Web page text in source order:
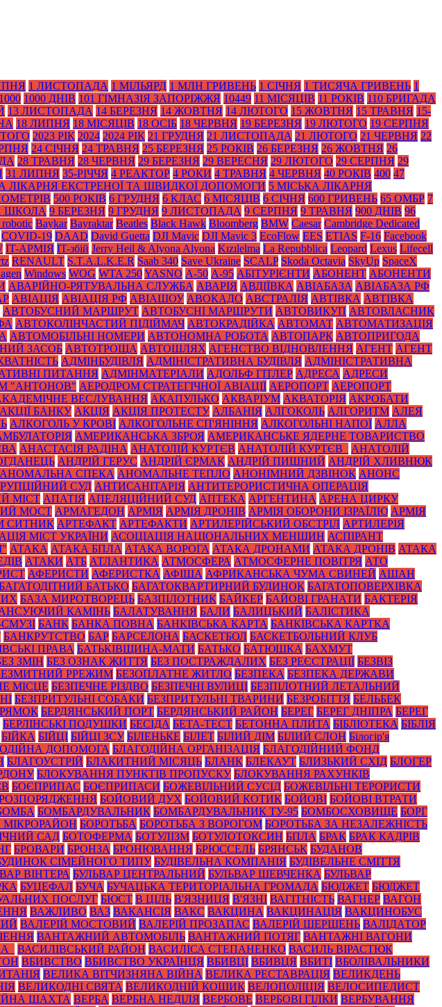
1 ЛИСТОПАДА 1 МІЛЬЯРД 1 МЛН ГРИВЕНЬ 1 СІЧНЯ 1 ТИСЯЧА ГРИВЕНЬ 1
1000 1000 ДНІВ 101 ГІМНАЗІЯ ЗАПОРІЖЖЯ 10449 11 МІСЯЦІВ 11 РОКІВ 110 БРИГАДА
13 ЛИСТОПАДА 14 БЕРЕЗНЯ 14 ЖОВТНЯ 14 ЛЮТОГО 15 ЖОВТНЯ 15 ТРАВНЯ 15-
18 ЛИПНЯ 18 МІСЯЦІВ 18 ОСІБ 18 ЧЕРВНЯ 19 БЕРЕЗНЯ 19 ЛЮТОГО 19 СЕРПНЯ
2023 РІК 2024 2024 РІК 21 ГРУДНЯ 21 ЛИСТОПАДА 21 ЛЮТОГО 21 ЧЕРВНЯ 22
24 СІЧНЯ 24 ТРАВНЯ 25 БЕРЕЗНЯ 25 РОКІВ 26 БЕРЕЗНЯ 26 ЖОВТНЯ 26
28 ТРАВНЯ 28 ЧЕРВНЯ 29 БЕРЕЗНЯ 29 ВЕРЕСНЯ 29 ЛЮТОГО 29 СЕРПНЯ 29
31 ЛИПНЯ 35-РІЧЧЯ 4 РЕАКТОР 4 РОКИ 4 ТРАВНЯ 4 ЧЕРВНЯ 40 РОКІВ 400 47
ЛІКАРНЯ ЕКСТРЕНОЇ ТА ШВИДКОЇ ДОПОМОГИ 5 МІСЬКА ЛІКАРНЯ
500 РОКІВ 6 ГРУДНЯ 6 КЛАС 6 МІСЯЦІВ 6 СІЧНЯ 600 ГРИВЕНЬ 65 ОМБР 7
ШКОЛА 9 БЕРЕЗНЯ 9 ГРУДНЯ 9 ЛИСТОПАДА 9 СЕРПНЯ 9 ТРАВНЯ 900 ДНІВ 96
Baykar Bayraktar Beatles Black Нawk Bloomberg BMW Caesar Cambridge Dedicated
COVID-19 DAAD David Guetta DJI Mavic DJI Mavic 3 EcoFlow EES ETIAS F-16 Facebook
IT-АРМІЯ IT-збій Jerry Heil & Alyona Alyona Kızılelma La Repubblica Leopard Lexus Lifecell
RENAULT S.T.A.L.K.E.R Saab 340 Save Ukraine SCALP Skoda Octavia SkyUp SpaceX
Windows WOG WTA 250YASNO А-50 А-95 АБІТУРІЄНТИ АБОНЕНТ АБОНЕНТИ
АВАРІЙНО-РЯТУВАЛЬНА СЛУЖБА АВАРІЯ АВДІЇВКА АВІАБАЗА АВІАБАЗА РФ
АВІАЦІЯ АВІАЦІЯ РФ АВІАШОУ АВОКАДО АВСТРАЛІЯ АВТІВКА АВТІВКА
АВТОБУСНИЙ МАРШРУТ АВТОБУСНІ МАРШРУТИ АВТОВИКУП АВТОВЛАСНИК
АВТОКОЛІНЧАСТИЙ ПІДІЙМАЧ АВТОКРАДІЙКА АВТОМАТ АВТОМАТИЗАЦІЯ
АВТОМОБІЛЬНІ НОМЕРИ АВТОНОМНА РОБОТА АВТОПАРК АВТОПРИГОДА
ЗАСОБ АВТОТРОЩА АВТОШЛЯХ АГЕНСТВО ВІДНОВЛЕННЯ АГЕНТ АГЕНТ
АДМІНБУДІВЛЯ АДМІНІСТРАТИВНА БУДІВЛЯ АДМІНІСТРАТИВНА
ПИТАННЯ АДМІНМАТЕРІАЛИ АДОЛЬФ ГІТЛЕР АДРЕСА АДРЕСИ
"АНТОНОВ" АЕРОДРОМ СТРАТЕГІЧНОЇ АВІАЦІЇ АЕРОПОРТ АЕРОПОРТ
ВЕСЛУВАННЯ АКАПУЛЬКО АКВАРІУМ АКВАТОРІЯ АКРОБАТИ
АКЦІЇ БАНКУ АКЦІЯ АКЦІЯ ПРОТЕСТУ АЛБАНІЯ АЛГОКОЛЬ АЛГОРИТМ АЛЕЯ
АЛКОГОЛЬ У КРОВІ АЛКОГОЛЬНЕ СП'ЯНІННЯ АЛКОГОЛЬНІ НАПОЇ АЛЛА
АМЕРИКАНСЬКА ЗБРОЯ АМЕРИКАНСЬКЕ ЯДЕРНЕ ТОВАРИСТВО
АНАСТАСІЯ РАДІНА АНАТОЛІЙ КУРТЄВ АНАТОЛІЙ КУРТЄВ_
АНАТОЛІЙ
АНДРІЙ ГЕРУС АНДРІЙ ЄРМАК АНДРІЙ ПИШНИЙ АНДРІЙ ХЛИВНЮК
АНОМАЛЬНА СПЕКА АНОМАЛЬНЕ ТЕПЛО АНОНІМНИЙ ДЗВІНОК АНОНС
СУД АНТИСАНІТАРІЯ АНТИТЕРОРИСТИЧНА ОПЕРАЦІЯ
МІСТ АПАТІЯ АПЕЛЯЦІЙНИЙ СУД АПТЕКА АРГЕНТИНА АРЕНА ЦИРКУ
МОСТ АРМАГЕДОН АРМІЯ АРМІЯ ДРОНІВ АРМІЯ ОБОРОНИ ІЗРАЇЛЮ АРМІЯ
СИТНИК АРТЕФАКТ АРТЕФАКТИ АРТИЛЕРІЙСЬКИЙ ОБСТРІЛ АРТИЛЕРІЯ
МІСТ УКРАЇНИ АСОЦІАЦІЯ НАЦІОНАЛЬНИХ МЕНШИН АСПІРАНТ
АТАКА АТАКА БПЛА АТАКА ВОРОГА АТАКА ДРОНАМИ АТАКА ДРОНІВ АТАКА
АТАКИ АТБ АТЛАНТИКА АТМОСФЕРА АТМОСФЕРНЕ ПОВІТРЯ АТО
АФЕРИСТИ АФЕРИСТКА АФІША АФРИКАНСЬКА ЧУМА СВИНЕЙ АШАН
БАТЬКО БАГАТОКВАРТИРНИЙ БУДИНОК БАГАТОПОВЕРХІВКА
БАЗА МИРОТВОРЕЦЬ БАЗПІЛОТНИК БАЙКЕР БАЙОВІ ГРАНАТИ БАКТЕРІЯ
КАМІНЬ БАЛАТУВАННЯ БАЛИ БАЛИЦЬКИЙ БАЛІСТИКА
БАНК БАНКА ПОВНА БАНКІВСЬКА КАРТА БАНКІВСЬКА КАРТКА
БАНКРУТСТВО БАР БАРСЕЛОНА БАСКЕТБОЛ БАСКЕТБОЛЬНИЙ КЛУБ
ПРАВА БАТЬКІВЩИНА-МАТИ БАТЬКО БАТЮШКА БАХМУТ
ЗМІН БЕЗ ОЗНАК ЖИТТЯ БЕЗ ПОСТРАЖДАЛИХ БЕЗ РЕЄСТРАЦІЇ БЕЗВІЗ
РРЕЖИМ БЕЗОПЛАТНЕ ЖИТЛО БЕЗПЕКА БЕЗПЕКА ДЕРЖАВИ
МІСЦЕ БЕЗПЕЧНЕ РІЗДВО БЕЗПЕЧНІ ВУЛИЦІ БЕЗПІЛОТНИЙ ЛЕТАЛЬНИЙ
БЕЗПРИТУЛЬНІ СОБАКИ БЕЗПРИТУЛЬНІ ТВАРИНИ БЕЗРОБІТТЯ БЕЛЬБЕК
БЕРДЯНСЬКИЙ ПОРТ БЕРДЯНСЬКИЙ РАЙОН БЕРЕГ БЕРЕГ ДНІПРА БЕРЕГ
БЕРЛІНСЬКІ ПОДУШКИ БЕСІДА БЕТА-ТЕСТ БЕТОННА ПЛИТА БІБЛІОТЕКА БІБЛІЯ
БІЙКА БІЙЦІ БІЙЦІ ЗСУ БІЛЕНЬКЕ БІЛЕТ БІЛИЙ ДІМ БІЛИЙ СЛОН Білогір'я
ДОПОМОГА БЛАГОДІЙНА ОРГАНІЗАЦІЯ БЛАГОДІЙНИЙ ФОНД
БЛАГОУСТРІЙ БЛАКИТНИЙ МІСЯЦЬ БЛАНК БЛЕКАУТ БЛИЗЬКИЙ СХІД БЛОГЕР
БЛОКУВАННЯ ПУНКТІВ ПРОПУСКУ БЛОКУВАННЯ РАХУНКІВ
БОЄПРИПАС БОЄПРИПАСИ БОЖЕВІЛЬНИЙ СУСІД БОЖЕВІЛЬНІ ТЕРОРИСТИ
БОЙОВИЙ ДУХ БОЙОВИЙ КОТИК БОЙОВІ БОЙОВІ ВТРАТИ
БОМБАРДУВАЛЬНИК БОМБАРДУВАЛЬНИК ТУ-95 БОМБОСХОВИЩЕ БОРГ
БОРОТЬБА БОРОТЬБА З ВОРОГОМ БОРОТЬБА ЗА НЕЗАЛЕЖНІСТЬ
САД БОТОФЕРМА БОТУЛІЗМ БОТУЛОТОКСИН БПЛА БРАК БРАК КАДРІВ
БРОВАРИ БРОНЗА БРОНЮВАННЯ БРЮССЕЛЬ БРЯНСЬК БУДАНОВ
СІМЕЙНОГО ТИПУ БУДІВЕЛЬНА КОМПАНІЯ БУДІВЕЛЬНЕ СМІТТЯ
ВІНТЕРА БУЛЬВАР ЦЕНТРАЛЬНИЙ БУЛЬВАР ШЕВЧЕНКА БУЛЬВАР
БУЦЕФАЛ БУЧА БУЧАЦЬКА ТЕРИТОРІАЛЬНА ГРОМАДА БЮДЖЕТ БЮДЖЕТ
ПОСЛУГ БЮСТ В ЦІЛЬ В'ЯЗНИЦЯ В'ЯЗНІ ВАГІТНІСТЬ ВАГНЕР ВАГОН
ВАЖЛИВО ВАЗ ВАКАНСІЯ ВАКС ВАКЦИНА ВАКЦИНАЦІЯ ВАКЦИНОБУС
ВАЛЕРІЙ МОСТОВИЙ ВАЛЕРІЙ ПРОЗАПАС ВАЛЕРІЙ ШЕРШЕНЬ ВАЛІДАТОР
ВАНТАЖНИЙ АВТОМОБІЛЬ ВАНТАЖНИЙ ПОТЯГ ВАНТАЖНІ ВАГОНИ
ВАСИЛІВСЬКИЙ РАЙОН ВАСИЛІСА СТЕПАНЕНКО ВАСИЛЬ ВІРАСТЮК
ВБИВСТВО ВБИВСТВО УКРАЇНЦЯ ВБИВЦІ ВБИВЦЯ ВБИТІ ВБОЛІВАЛЬНИКИ
ВЕЛИКА ВІТЧИЗНЯНА ВІЙНА ВЕЛИКА РЕСТАВРАЦІЯ ВЕЛИКДЕНЬ
ВЕЛИКОДНІ СВЯТА ВЕЛИКОДНІЙ КОШИК ВЕЛОПОЛІЦІЯ ВЕЛОСИПЕДИСТ
ШАХТА ВЕРБА ВЕРБНА НЕДІЛЯ ВЕРБОВЕ ВЕРБОВІ ГІЛКИ ВЕРБУВАННЯ